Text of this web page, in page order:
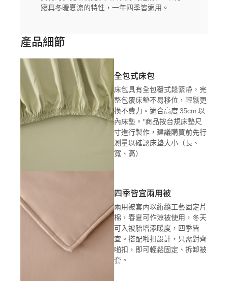
寢具冬暖夏涼的特性，一年四季皆適用。
產品細節
全包式床包
床包具有全包覆式鬆緊帶，完
整包覆床墊不易移位，輕鬆更
換不費力。適合高度 35cm 以
內床墊。*商品按台規床墊尺
寸進行製作，建議購買前先行
測量以確認床墊大小（長、
寬、高）
四季皆宜兩用被
兩用被套內以絎縫工藝固定片
棉，春夏可作涼被使用，冬天
可入被胎增添暖度，四季皆
宜。搭配啪扣設計，只需對齊
啪扣，即可輕鬆固定、拆卸被
套。